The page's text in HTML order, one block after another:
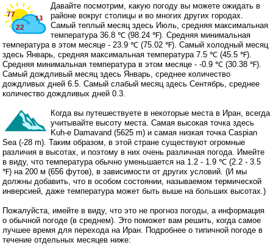
Давайте посмотрим, какую погоду вы можете ожидать в
районе вокруг столицы и во многих других городах.
Самый теплый месяц здесь Июль, средняя максимальная
температура 36.8 ℃ (98.24 ℉). Средняя минимальная
температура в этом месяце - 23.9 ℃ (75.02 ℉). Самый холодный месяц
здесь Январь, средняя максимальная температура 7.5 ℃ (45.5 ℉).
Средняя минимальная температура в этом месяце - -0.9 ℃ (30.38 ℉).
Самый дождливый месяц здесь Январь, среднее количество
дождливых дней 6.5. Самый слабый месяц здесь Сентябрь, среднее
количество дождливых дней 0.3.
Когда вы путешествуете в некоторые места в Иран, всегда
учитывайте высоту места. Самая высокая точка здесь
Kuh-e Damavand (5625 m) и самая низкая точка Caspian
Sea (-28 m). Таким образом, в этой стране существуют огромные
различия в высотах, и поэтому в них очень различная погода. Имейте
в виду, что температура обычно уменьшается на 1.2 - 1.9 ℃ (2.2 - 3.5
℉) на 200 м (656 футов), в зависимости от других условий. (И мы
должны добавить, что в особом состоянии, называемом термической
инверсией, даже температура может быть выше на больших высотах.)
Пожалуйста, имейте в виду, что это не прогноз погоды, а информация
о обычной погоде (в среднем). Это поможет вам решить, когда самое
лучшее время для перехода на Иран. Подробнее о типичной погоде в
течение отдельных месяцев ниже: